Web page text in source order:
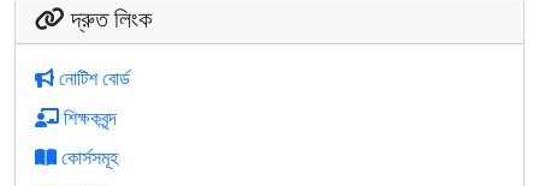
দ্রুত লিংক
নোটিশ বোর্ড
শিক্ষকবৃন্দ
কোর্সসমূহ